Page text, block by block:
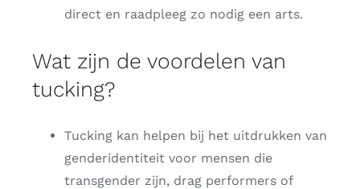
direct en raadpleeg zo nodig een arts.
Wat zijn de voordelen van
tucking?
Tucking kan helpen bij het uitdrukken van
genderidentiteit voor mensen die
transgender zijn, drag performers of